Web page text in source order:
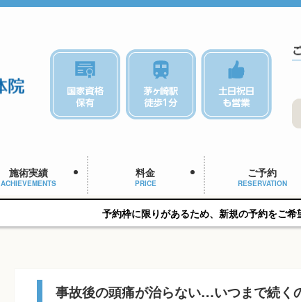
施術実績
ACHIEVEMENTS
料金
PRICE
ご予約
RESERVATION
予約枠に限りがあるため、新規の予約をご希望の方はお早め
事故後の頭痛が治らない…いつまで続く